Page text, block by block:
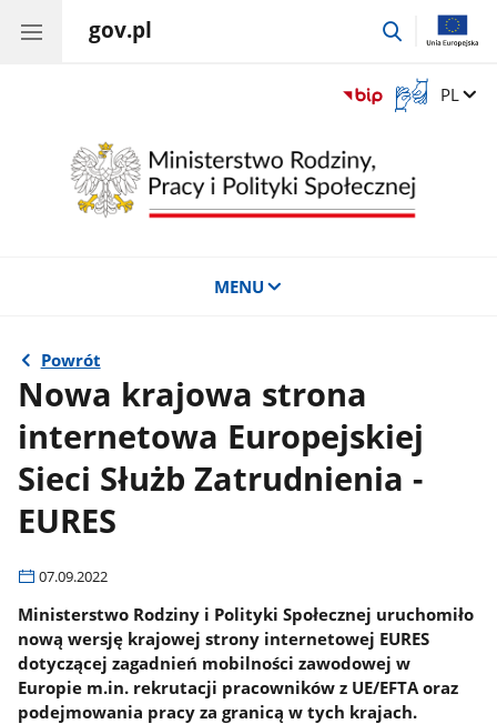
gov.pl
przejdź
Otwórz
okno
języka
migowego
Zmień
PL
MENU
Powrót
Nowa krajowa strona
internetowa Europejskiej
Sieci Służb Zatrudnienia -
EURES
07.09.2022
Ministerstwo Rodziny i Polityki Społecznej uruchomiło
nową wersję krajowej strony internetowej EURES
dotyczącej zagadnień mobilności zawodowej w
Europie m.in. rekrutacji pracowników z UE/EFTA oraz
podejmowania pracy za granicą w tych krajach.